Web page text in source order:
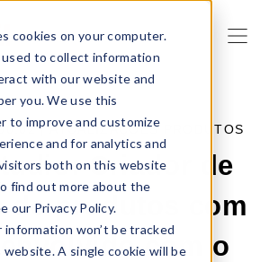
cookies on your computer.
to collect information
with our website and
you. We use this
to improve and customize
and for analytics and
both on this website
find out more about the
our Privacy Policy.
information won’t be tracked
A single cookie will be
| ATUALIZAÇÕES PRODUTOS
Criador de
de produtos com
com o